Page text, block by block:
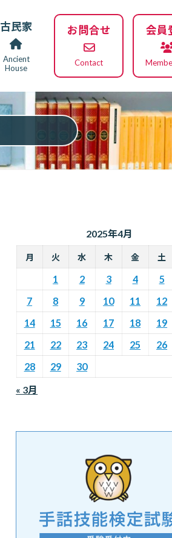
古民家
Ancient
House
お問合せ
Contact
会員
2025年4月
月 火 水 木 金 土
1 2 3 4 5
7
8 9 10 11 12
14
15 16 17 18 19
21
22 23 24 25 26
28
29
30
« 3月